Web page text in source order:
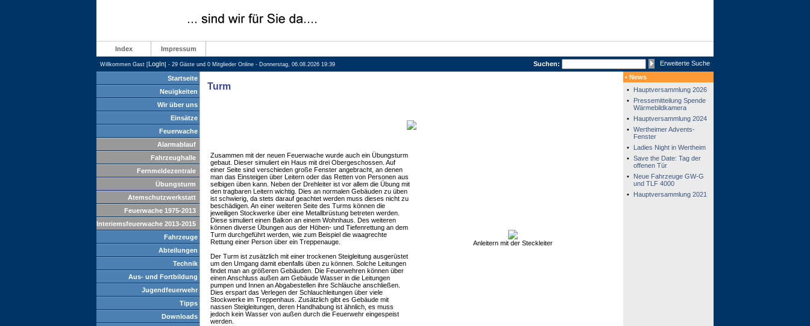
Index Impressum
Willkommen Gast [LogIn] - 29 Gäste und 0 Mitglieder Online - Donnerstag, 06.08.2026 19:39 Suchen: Erweiterte Suche
Startseite
Neuigkeiten
Wir über uns
Einsätze
Feuerwache
Alarmablauf
Fahrzeughalle
Fernmeldezentrale
Übungsturm
Atemschutzwerkstatt
Feuerwache 1975-2013
Interiemsfeuerwache 2013-2015
Fahrzeuge
Abteilungen
Technik
Aus- und Fortbildung
Jugendfeuerwehr
Tipps
Downloads
Turm
Zusammen mit der neuen Feuerwache wurde auch ein Übungsturm
gebaut. Dieser simuliert ein Haus mit drei Obergeschossen. Auf
einer Seite sind verschieden große Fenster angebracht, an denen
man das Einsteigen über Leitern oder das Retten von Personen aus
selbigen üben kann. Neben der Drehleiter ist vor allem die Übung mit
den tragbaren Leitern wichtig. Dies an normalen Gebäuden zu üben
ist schwierig, da stets darauf geachtet werden muss dieses nicht zu
beschädigen. An einer weiteren Seite des Turms können die
jeweiligen Stockwerke über eine Metallbrüstung betreten werden.
Diese simuliert einen Balkon an einem Wohnhaus. Des weiteren
können diverse Übungen aus der Höhen- und Tiefenrettung an dem
Turm durchgeführt werden, wie zum Beispiel die waagrechte
Rettung einer Person über ein Treppenauge.
Der Turm ist zusätzlich mit einer trockenen Steigleitung ausgerüstet
um den Umgang damit ebenfalls üben zu können. Solche Leitungen
findet man an größeren Gebäuden. Die Feuerwehren können über
einen Anschluss außen am Gebäude Wasser in die Leitungen
pumpen und Innen an Abgabestellen ihre Schläuche anschließen.
Dies erspart das Verlegen der Schlauchleitungen über viele
Stockwerke im Treppenhaus. Zusätzlich gibt es Gebäude mit
nassen Steigleitungen, deren Handhabung ist ähnlich, es muss
jedoch kein Wasser von außen durch die Feuerwehr eingespeist
werden.
Anleitern mit der Steckleiter
• News
•
Hauptversammlung 2026
•
Pressemitteilung Spende
Wärmebildkamera
•
Hauptversammlung 2024
• Wertheimer Advents-
Fenster
•
Ladies Night in Wertheim
• Save the Date: Tag der
offenen Tür
•
Neue Fahrzeuge GW-G
und TLF 4000
•
Hauptversammlung 2021